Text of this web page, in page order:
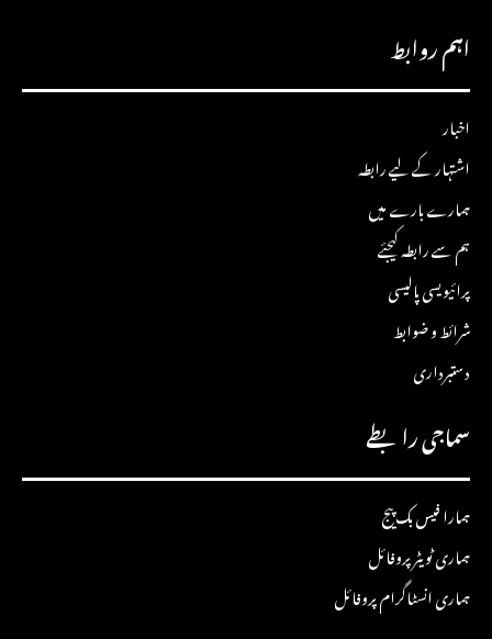
اہم روابط
اخبار
اشتہار کے لیے رابطہ
ہمارے بارے میں
ہم سے رابطہ کیجئے
پرائیویسی پالیسی
شرائط و ضوابط
دستبرداری
سماجی رابطے
ہمارا فیس بک پیج
ہماری ٹویٹر پروفائل
ہماری انسٹاگرام پروفائل